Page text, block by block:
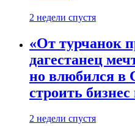
2 недели спустя
«От турчанок
дагестанец
но влюбился в
строить
2 недели спустя